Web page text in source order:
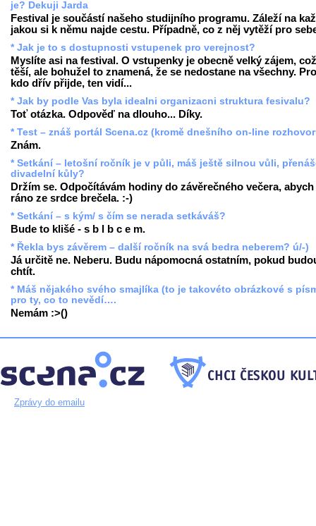
je? Dekuji Jarda
Festival je součástí našeho studijního programu. Záleží na
jakou si k němu najde cestu. Případně, co z něj vytěží pro
* Jak je to s dostupnosti vstupenek pro verejnost?
Myslíte asi na festival. O vstupenky je obecně velký zájem,
těší, ale bohužel to znamená, že se nedostane na všechny.
kdo dřív přijde, ten vidí...
* Jak by podle Vas byla idealni organizacni struktura fesivalu?
Toť otázka. Odpověď na dlouho... Díky.
* Test – znáš portál Scena.cz (kromě dnešního on-line
Znám.
* Setkání – letošní ročník je v půli, máš ještě silnou vůli,
divadelní kůly?
Držím se. Odpočítávám hodiny do závěrečného večera, abych
ráno ze srdce brečela. :-)
* Setkání – s kým/ s čím se nerada setkáváš?
Bude to klišé - s b l b c e m.
* Řekla bys závěrem – další ročník na svá bedra neberem? ú/-)
Já určitě ne. Neberu. Budu nápomocná ostatním, pokud
chtít.
* Máš nějakého svého smajlíka (to je takovéto obrázkové s
pro ty, co to nevědí….
Nemám :>()
Zprávy do emailu